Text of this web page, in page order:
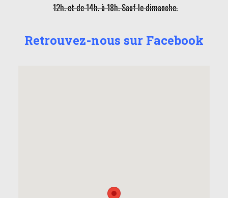
12h. et de 14h. à 18h. Sauf le dimanche.
Retrouvez-nous sur Facebook